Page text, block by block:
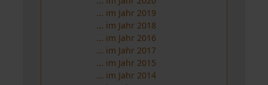
... im Jahr 2019
... im Jahr 2018
... im Jahr 2016
... im Jahr 2017
... im Jahr 2015
... im Jahr 2014